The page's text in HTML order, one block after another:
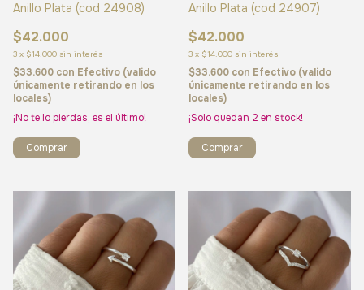
Anillo Plata (cod 24908)
$42.000
3 x $14.000 sin interés
$33.600 con Efectivo (valido
únicamente retirando en los
locales)
¡No te lo pierdas, es el último!
Comprar
Anillo Plata (cod 24907)
$42.000
3 x $14.000 sin interés
$33.600 con Efectivo (valido
únicamente retirando en los
locales)
¡Solo quedan 2 en stock!
Comprar